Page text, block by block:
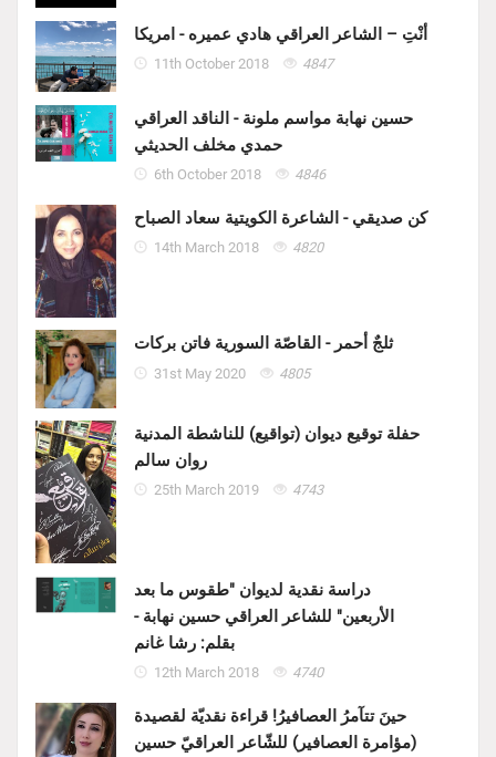
أنْتِ – الشاعر العراقي هادي عميره - امريكا
11th October 2018 4847
حسين نهابة مواسم ملونة - الناقد العراقي
حمدي مخلف الحديثي
6th October 2018 4846
كن صديقي - الشاعرة الكويتية سعاد الصباح
14th March 2018 4820
ثلجٌ أحمر - القاصّة السورية فاتن بركات
31st May 2020 4805
حفلة توقيع ديوان (تواقيع) للناشطة المدنية
روان سالم
25th March 2019 4743
دراسة نقدية لديوان "طقوس ما بعد
الأربعين" للشاعر العراقي حسين نهابة -
بقلم: رشا غانم
12th March 2018 4740
حينَ تتآمرُ العصافيرُ! قراءة نقديّة لقصيدة
(مؤامرة العصافير) للشّاعر العراقيّ حسين